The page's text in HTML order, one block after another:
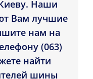
Наши
Вам лучшие
нам на
(063)
найти
шины